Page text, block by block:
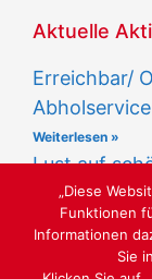
Aktuelle
Erreichbar/
Abholservice
Weiterlesen »
Lust auf
Weiterlesen »
„Diese
Funktionen
Informationen
Sie